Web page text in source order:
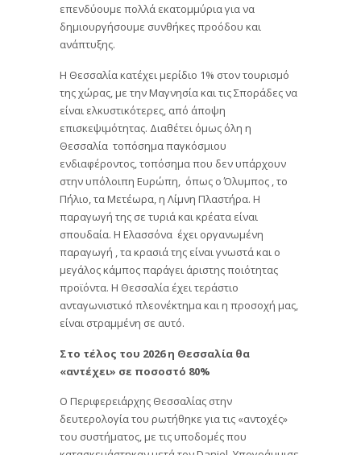
επενδύουμε πολλά εκατομμύρια για να
δημιουργήσουμε συνθήκες προόδου και
ανάπτυξης.
Η Θεσσαλία κατέχει μερίδιο 1% στον τουρισμό
της χώρας, με την Μαγνησία και τις Σποράδες να
είναι ελκυστικότερες, από άποψη
επισκεψιμότητας. Διαθέτει όμως όλη η
Θεσσαλία ​ τοπόσημα παγκόσμιου
ενδιαφέροντος, τοπόσημα που δεν υπάρχουν
στην υπόλοιπη Ευρώπη, ​ όπως ο Όλυμπος , το
Πήλιο, τα Μετέωρα, η Λίμνη Πλαστήρα. Η
παραγωγή της σε τυριά και κρέατα είναι
σπουδαία. Η Ελασσόνα ​ έχει οργανωμένη
παραγωγή , τα κρασιά της είναι γνωστά και ο
μεγάλος κάμπος παράγει άριστης ποιότητας
προϊόντα. Η Θεσσαλία έχει τεράστιο
ανταγωνιστικό πλεονέκτημα και η προσοχή μας,
είναι στραμμένη σε αυτό.
Στο τέλος του 2026 η Θεσσαλία θα
«αντέχει» σε ποσοστό 80%
Ο Περιφερειάρχης Θεσσαλίας στην
δευτερολογία του ρωτήθηκε για τις «αντοχές»
του συστήματος, με τις υποδομές που